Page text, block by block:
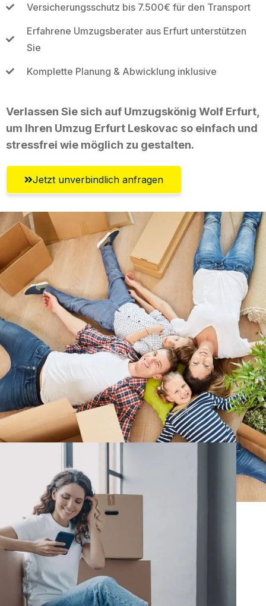
Versicherungsschutz bis 7.500€ für den Transport
Erfahrene Umzugsberater aus Erfurt unterstützen
Sie
Komplette Planung & Abwicklung inklusive
Verlassen Sie sich auf Umzugskönig Wolf Erfurt,
um Ihren Umzug Erfurt Leskovac so einfach und
stressfrei wie möglich zu gestalten.
Jetzt unverbindlich anfragen